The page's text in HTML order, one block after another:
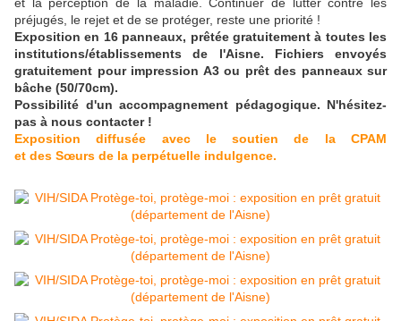
préjugés, le rejet et de se protéger, reste une priorité !
Exposition en 16 panneaux, prêtée gratuitement à toutes les
institutions/établissements de l'Aisne. Fichiers envoyés
gratuitement pour impression A3 ou prêt des panneaux sur
bâche (50/70cm).
Possibilité d'un accompagnement pédagogique. N'hésitez-
pas à nous contacter !
Exposition diffusée avec le soutien de la CPAM
et des Sœurs de la perpétuelle indulgence.